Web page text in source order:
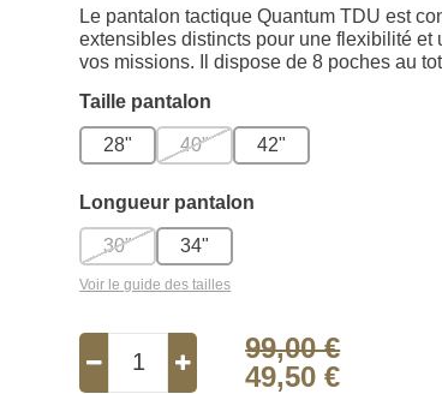
Le pantalon tactique Quantum TDU est
extensibles distincts pour une flexibilité
vos missions. Il dispose de 8 poches au
Taille pantalon
28" 40" 42"
Longueur pantalon
30" 34"
Voir le guide des tailles
99,00 €
49,50 €